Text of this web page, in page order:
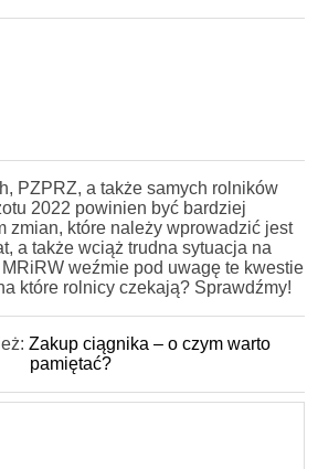
PZPRZ, a także samych rolników
2022 powinien być bardziej
zmian, które należy wprowadzić jest
a także wciąż trudna sytuacja na
weźmie pod uwagę te kwestie
które rolnicy czekają? Sprawdźmy!
Zakup ciągnika – o czym warto
pamiętać?